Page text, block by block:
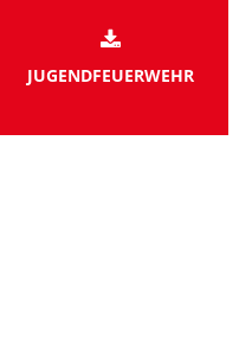
JUGENDFEUERWEHR